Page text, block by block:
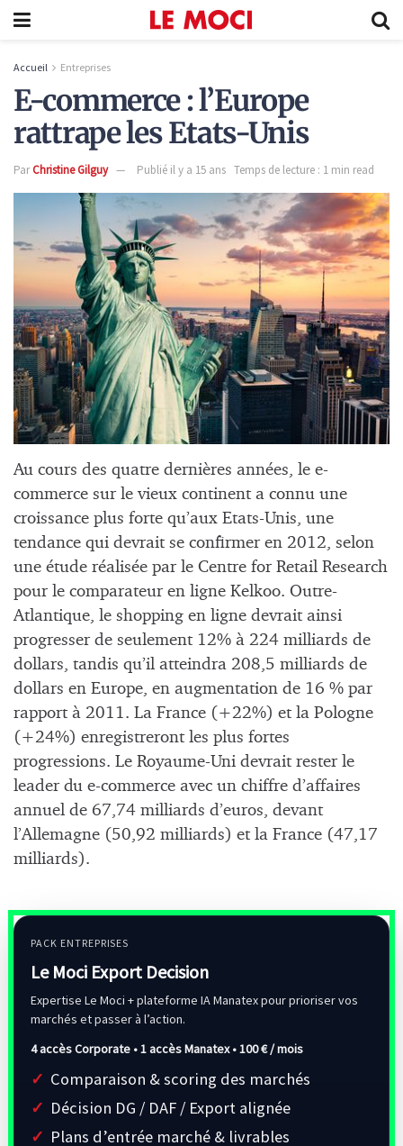
Accueil Entreprises
E-commerce : l’Europe
rattrape les Etats-Unis
ParChristine Gilguy Publié il y a 15 ans Temps de lecture : 1 min read
Au cours des quatre dernières années, le e-
commerce sur le vieux continent a connu une
croissance plus forte qu’aux Etats-Unis, une
tendance qui devrait se confirmer en 2012, selon
une étude réalisée par le Centre for Retail Research
pour le comparateur en ligne Kelkoo. Outre-
Atlantique, le shopping en ligne devrait ainsi
progresser de seulement 12% à 224 milliards de
dollars, tandis qu’il atteindra 208,5 milliards de
dollars en Europe, en augmentation de 16 % par
rapport à 2011. La France (+22%) et la Pologne
(+24%) enregistreront les plus fortes
progressions. Le Royaume-Uni devrait rester le
leader du e-commerce avec un chiffre d’affaires
annuel de 67,74 milliards d’euros, devant
l’Allemagne (50,92 milliards) et la France (47,17
milliards).
PACK ENTREPRISES
Le Moci Export Decision
Expertise Le Moci + plateforme IA Manatex pour prioriser vos
marchés et passer à l’action.
4 accès Corporate • 1 accès Manatex •100 € / mois
Comparaison & scoring des marchés
Décision DG / DAF / Export alignée
Plans d’entrée marché & livrables